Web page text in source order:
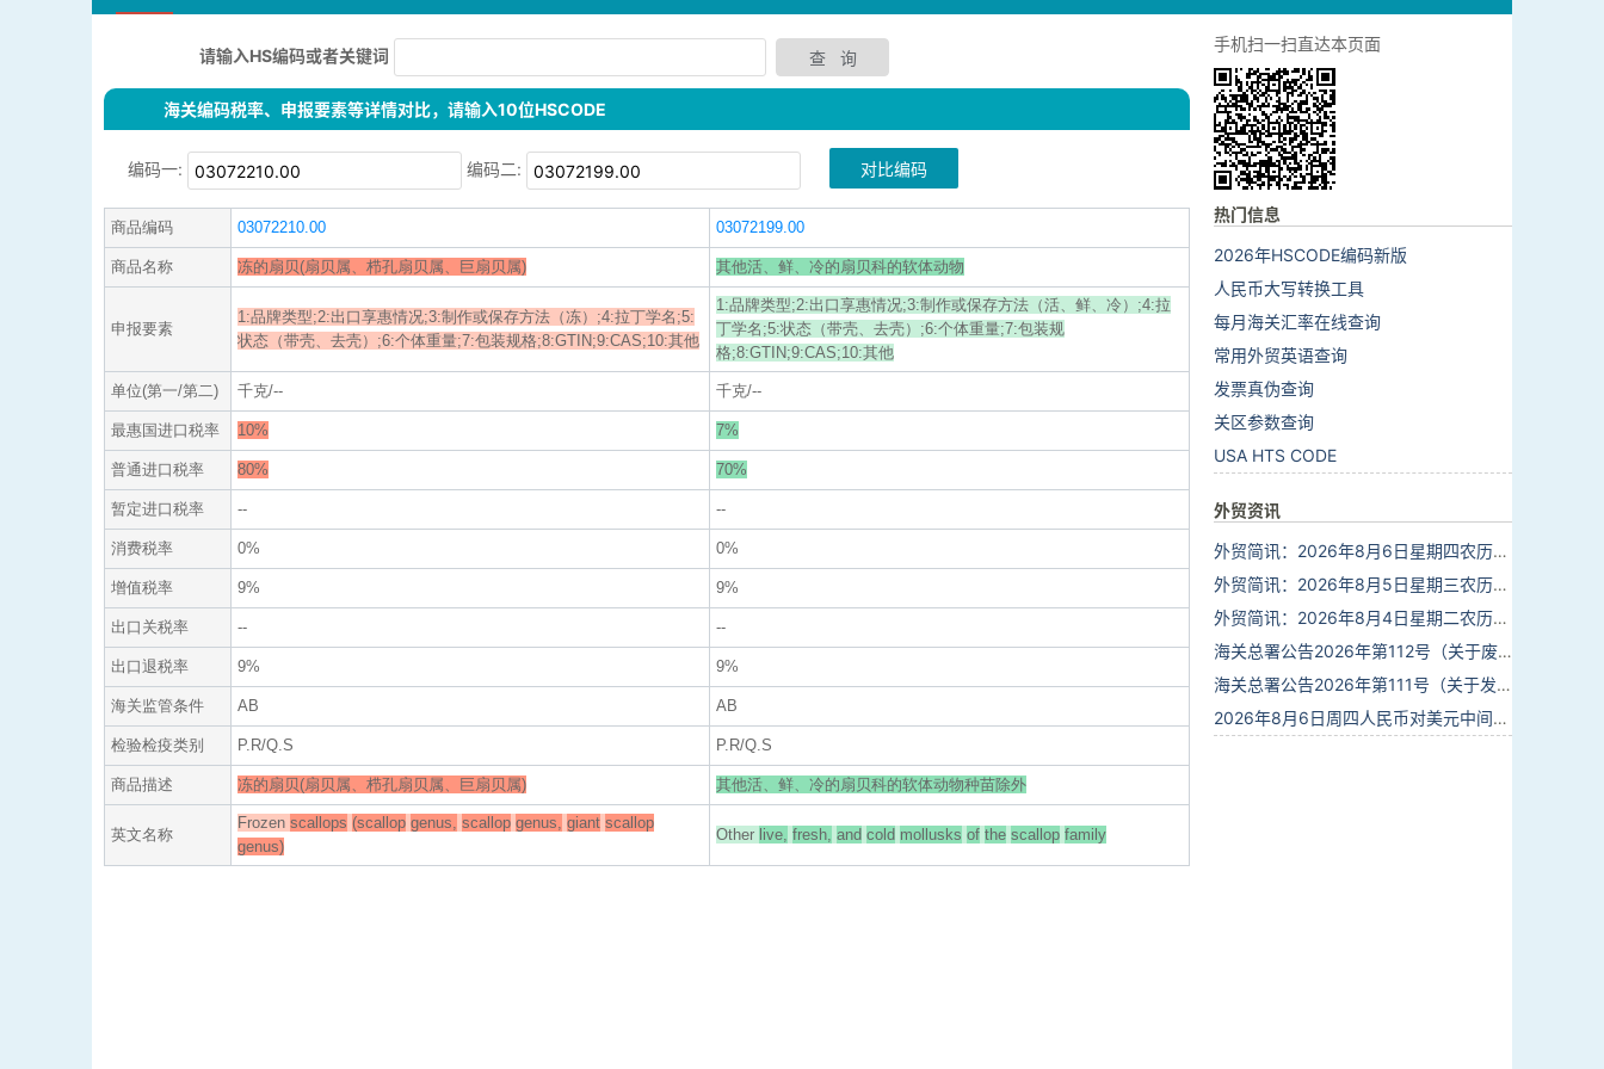
请输入HS编码或者关键词
海关编码税率、申报要素等详情对比，请输入10位HSCODE
编码一: 编码二: 对比编码
商品编码 03072210.00 03072199.00
商品名称 冻的扇贝(扇贝属、栉孔扇贝属、巨扇贝属) 其他活、鲜、冷的扇贝科的软体动物
申报要素
1:品牌类型;2:出口享惠情况;3:制作或保存方法（冻）;4:拉丁学名;5:
状态（带壳、去壳）;6:个体重量;7:包装规格;8:GTIN;9:CAS;10:其他
1:品牌类型;2:出口享惠情况;3:制作或保存方法（活、鲜、冷）;4:拉
丁学名;5:状态（带壳、去壳）;6:个体重量;7:包装规
格;8:GTIN;9:CAS;10:其他
单位(第一/第二) 千克/-- 千克/--
最惠国进口税率 10% 7%
普通进口税率 80% 70%
暂定进口税率 -- --
消费税率 0% 0%
增值税率 9% 9%
出口关税率 -- --
出口退税率 9% 9%
海关监管条件 AB AB
检验检疫类别 P.R/Q.S P.R/Q.S
商品描述 冻的扇贝(扇贝属、栉孔扇贝属、巨扇贝属) 其他活、鲜、冷的扇贝科的软体动物种苗除外
英文名称
Frozen scallops (scallop genus, scallop genus, giant scallop
genus)
Other live, fresh, and cold mollusks of the scallop family
手机扫一扫直达本页面
热门信息
2026年HSCODE编码新版
人民币大写转换工具
每月海关汇率在线查询
常用外贸英语查询
发票真伪查询
关区参数查询
USA HTS CODE
外贸资讯
外贸简讯：2026年8月6日星期四农历六月廿四
外贸简讯：2026年8月5日星期三农历六月廿三
外贸简讯：2026年8月4日星期二农历六月廿二
海关总署公告2026年第112号（关于废止部分卫生检疫类规范性文件的公告）
海关总署公告2026年第111号（关于发布《进出境动植物检疫处理监督管理工作规定》《进出境卫生处理监督管理工作规定》的公告）
2026年8月6日周四人民币对美元中间价报6.7895调贬6个基点